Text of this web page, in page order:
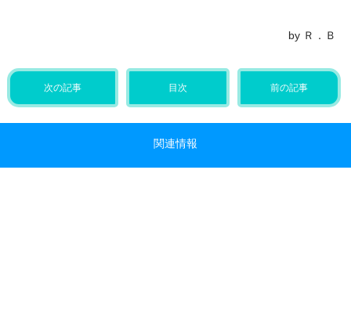
by Ｒ．Ｂ
次の記事 目次 前の記事
関連情報